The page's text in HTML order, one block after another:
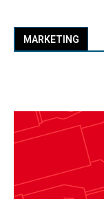
MARKETING